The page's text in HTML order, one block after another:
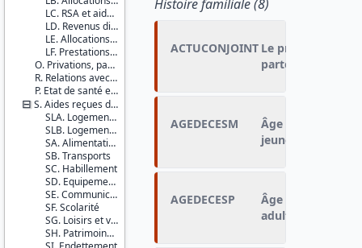
LC. RSA et aides sociales
LD. Revenus divers
LE. Allocations logement
LF. Prestations familiales
O. Privations, pauvreté subjective et indicateur de bonheur
R. Relations avec les parents
P. Etat de santé et recours aux soins des jeunes adultes
S. Aides reçues des parents
SLA. Logement 1
SLB. Logement 2
SA. Alimentation
SB. Transports
SC. Habillement
SD. Equipements
SE. Communications
SF. Scolarité
SG. Loisirs et voyages à l'étranger
SH. Patrimoine (hors logement)
Histoire familiale (8)
ACTUCONJOINT Le premier
partenaire actuel
AGEDECESM
Âge au moment
jeune adulte
AGEDECESP
Âge au moment
adulte